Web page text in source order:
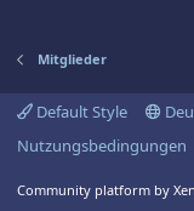
Mitglieder
Default Style
Nutzungsbedingungen
Community platform by